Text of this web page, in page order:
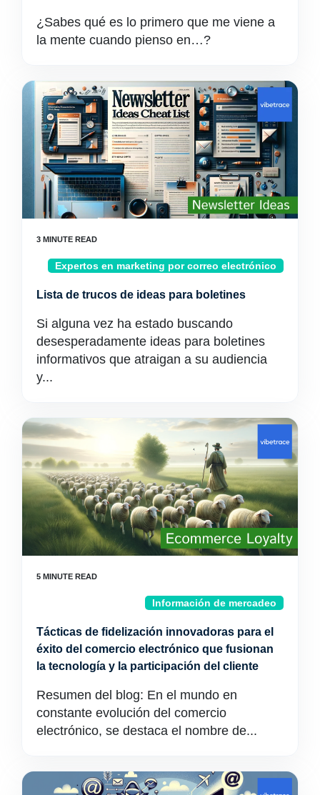
¿Sabes qué es lo primero que me viene a
la mente cuando pienso en…?
Expertos en marketing por correo electrónico
Lista de trucos de ideas para boletines
Si alguna vez ha estado buscando
desesperadamente ideas para boletines
informativos que atraigan a su audiencia
y...
Información de mercadeo
Tácticas de fidelización innovadoras para el
éxito del comercio electrónico que fusionan
la tecnología y la participación del cliente
Resumen del blog: En el mundo en
constante evolución del comercio
electrónico, se destaca el nombre de...